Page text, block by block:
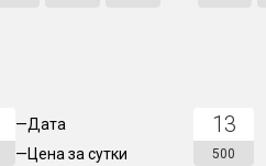
—Дата
—Цена за сутки
13
500